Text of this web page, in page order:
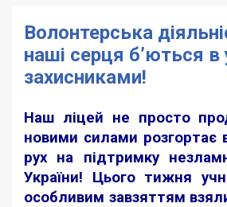
Волонтерська
наші серця б’ються в
захисниками!
Наш ліцей не просто
новими силами розгортає
рух на підтримку
України! Цього тижня
особливим завзяттям